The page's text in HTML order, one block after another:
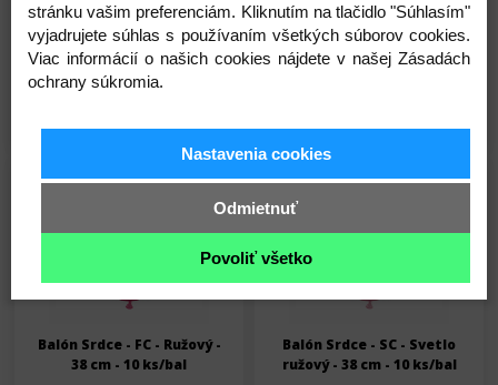
38 cm - 10 ks/bal
9,45 €
Na sklade
38 cm - 10 ks/bal
8,90 €
Na sklade
Skladom
Balón Srdce - FC - Ružový -
38 cm - 10 ks/bal
Skladom
Balón Srdce - SC - Svetlo
ružový - 38 cm - 10 ks/bal
stránku vašim preferenciám. Kliknutím na tlačidlo "Súhlasím"
vyjadrujete súhlas s používaním všetkých súborov cookies.
Viac informácií o našich cookies nájdete v našej Zásadách
ochrany súkromia.
Nastavenia cookies
Odmietnuť
Povoliť všetko